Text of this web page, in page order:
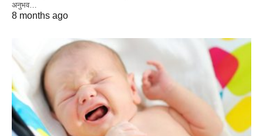
अनुभव…
8 months ago